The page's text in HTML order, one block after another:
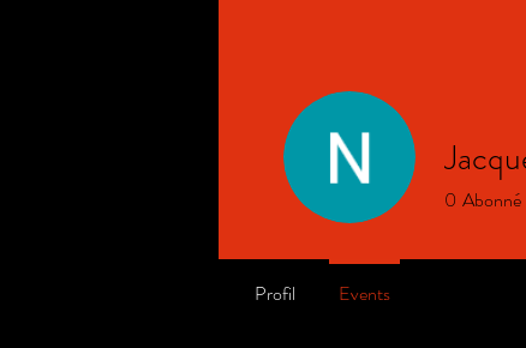
0 Abonné
Profil Events